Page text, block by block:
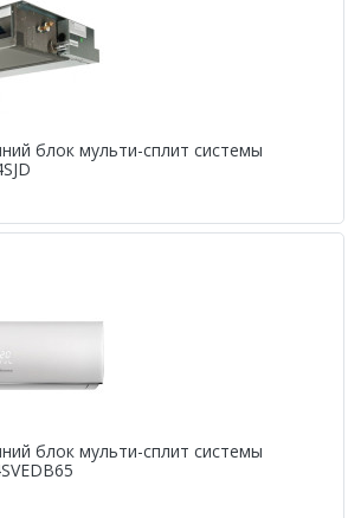
блок мульти-сплит системы
блок мульти-сплит системы